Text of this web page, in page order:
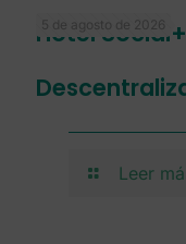
5 de agosto de 2026
Hotel
Leer